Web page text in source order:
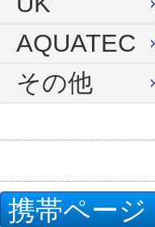
AQUATEC
その他
携帯ページ